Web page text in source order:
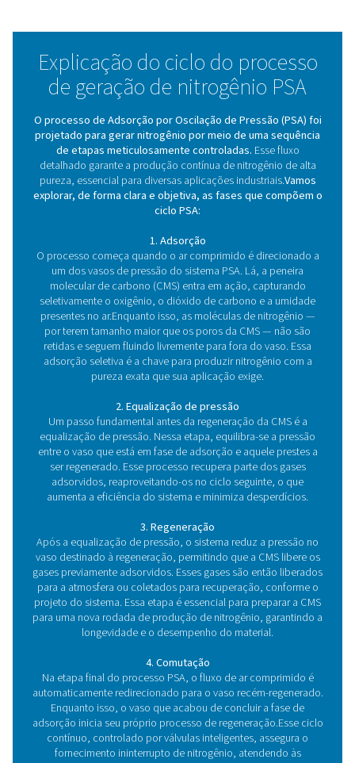
5.Flexibilidade
Os sistemas PSA são flexíveis e expansíveis,
fáceis conforme suas necessidades de nitrogênio
a necessidade de grandes modificações.
Como funciona um
nitrogênio PSA?
No parágrafo a seguir, exploraremos mais
princípio de funcionamento dos geradores de
Os principais componentes de um
geração de nitrogênio PSA
No coração de um sistema de geração de nitrogênio
um conjunto sofisticado e cuidadosamente ajustado,
para produzir nitrogênio de alta pureza diretamente
centro desse processo estão dois componentes-
trabalham em perfeita harmonia para separar o
demais gases presentes no ar. Vamos explorar
elementos fundamentais:
1. O coração do sistema: Peneira molecular de
A peneira molecular de carbono (CMS) é o
do processo PSA, atuando como a barreira
distingue o nitrogênio dos demais gases. Esse
carbono altamente poroso é excepcional na
oxigênio, dióxido de carbono e umidade do ar
mesmo tempo em que permite que as moléculas de
passem livremente.Suas propriedades físicas
especialmente o tamanho e a estrutura dos poros —
CMS incrivelmente eficiente na purificação do
atingindo os níveis de pureza exigidos pelas mais